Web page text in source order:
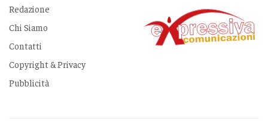
Redazione
Chi Siamo
Contatti
Copyright & Privacy
Pubblicità